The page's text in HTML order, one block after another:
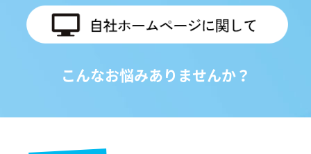
こんなお悩みありませんか？